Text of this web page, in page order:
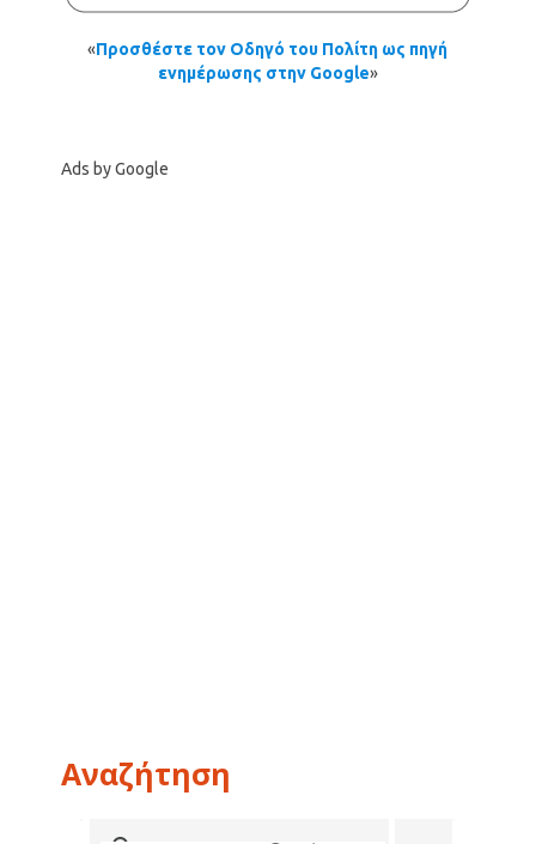
«Προσθέστε τον Οδηγό του Πολίτη ως πηγή
ενημέρωσης στην Google»
Ads by Google
Αναζήτηση